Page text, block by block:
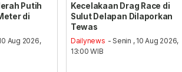
Putih
di
Aug 2026,
Kecelakaan Drag Race di
Sulut Delapan Dilaporkan
Tewas
Dailynews - Senin , 10 Aug 2026,
13:00 WIB